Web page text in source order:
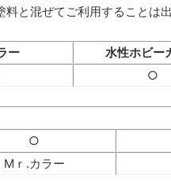
と混ぜてご利用することは出
ー 水性ホビー
○
○
Mｒ.カラー